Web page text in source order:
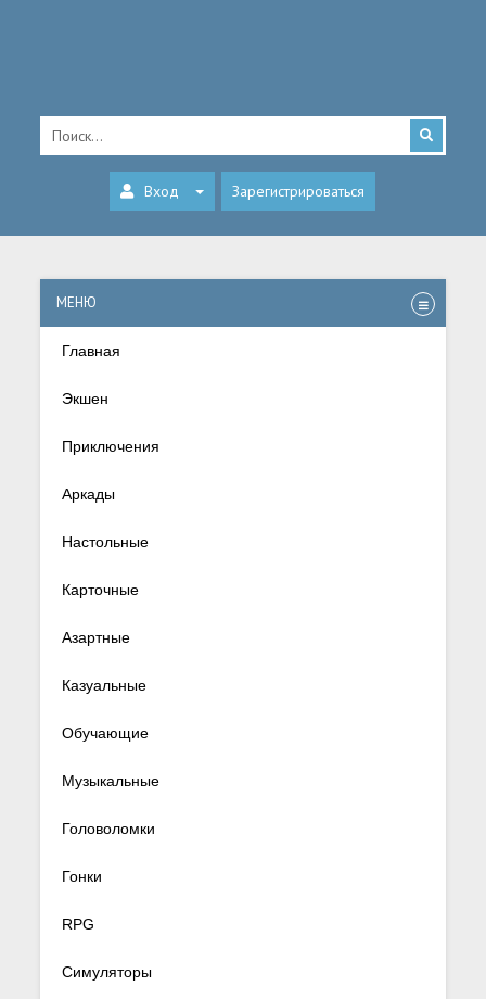
Вход Зарегистрироваться
МЕНЮ
Главная
Экшен
Приключения
Аркады
Настольные
Карточные
Азартные
Казуальные
Обучающие
Музыкальные
Головоломки
Гонки
RPG
Симуляторы